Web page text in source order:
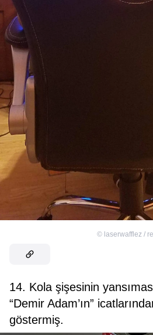
© laserwafflez /
14. Kola şişesinin
“Demir Adam’ın”
göstermiş.